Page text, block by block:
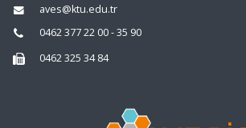
aves@ktu.edu.tr
0462 377 22 00 - 35 90
0462 325 34 84